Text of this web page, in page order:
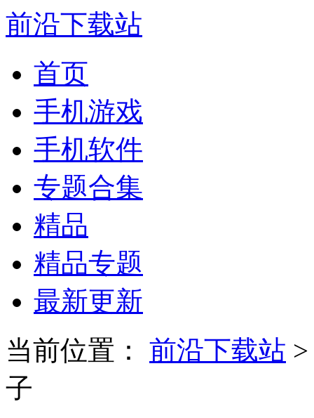
前沿下载站
首页
手机游戏
手机软件
专题合集
精品
精品专题
最新更新
当前位置：
前沿下载站
子